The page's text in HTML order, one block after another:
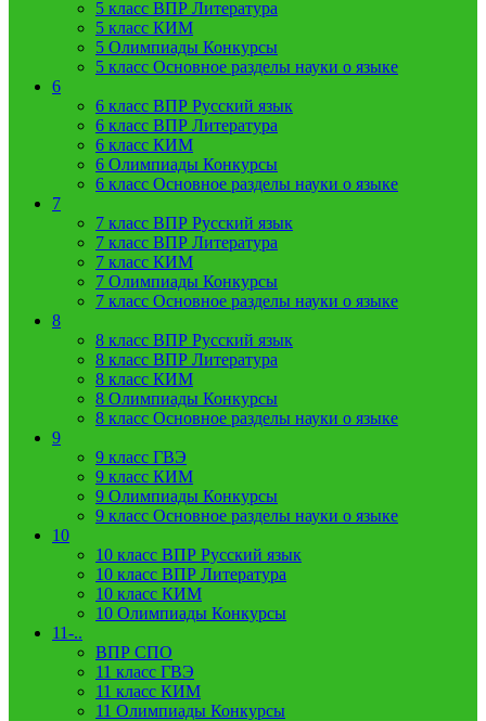
5 класс ВПР Литература
5 класс КИМ
5 Олимпиады Конкурсы
5 класс Основное разделы науки о языке
6
6 класс ВПР Русский язык
6 класс ВПР Литература
6 класс КИМ
6 Олимпиады Конкурсы
6 класс Основное разделы науки о языке
7
7 класс ВПР Русский язык
7 класс ВПР Литература
7 класс КИМ
7 Олимпиады Конкурсы
7 класс Основное разделы науки о языке
8
8 класс ВПР Русский язык
8 класс ВПР Литература
8 класс КИМ
8 Олимпиады Конкурсы
8 класс Основное разделы науки о языке
9
9 класс ГВЭ
9 класс КИМ
9 Олимпиады Конкурсы
9 класс Основное разделы науки о языке
10
10 класс ВПР Русский язык
10 класс ВПР Литература
10 класс КИМ
10 Олимпиады Конкурсы
11-..
ВПР СПО
11 класс ГВЭ
11 класс КИМ
11 Олимпиады Конкурсы